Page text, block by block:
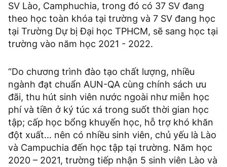
SV Lào, Camphuchia, trong đó có 37 SV đang
theo học toàn khóa tại trường và 7 SV đang học
tại Trường Dự bị Đại học TPHCM, sẽ sang học tại
trường vào năm học 2021 - 2022.
“Do chương trình đào tạo chất lượng, nhiều
ngành đạt chuẩn AUN-QA cùng chính sách ưu
đãi, thu hút sinh viên nước ngoài như miễn học
phí và tiền ở ký túc xá trong suốt thời gian học
tập; cấp học bổng khuyến học, hỗ trợ khó khăn
đột xuất... nên có nhiều sinh viên, chủ yếu là Lào
và Campuchia đến học tập tại trường. Năm học
2020 – 2021, trường tiếp nhận 5 sinh viên Lào và